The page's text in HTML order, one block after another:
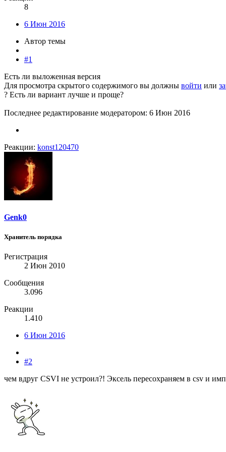
8
6 Июн 2016
Автор темы
#1
Есть ли выложенная версия
Для просмотра скрытого содержимого вы должны войти или
? Есть ли вариант лучше и проще?
Последнее редактирование модератором: 6 Июн 2016
Реакции: konst120470
Genk0
Хранитель порядка
Регистрация
2 Июн 2010
Сообщения
3.096
Реакции
1.410
6 Июн 2016
#2
чем вдруг CSVI не устроил?! Эксель пересохраняем в csv и